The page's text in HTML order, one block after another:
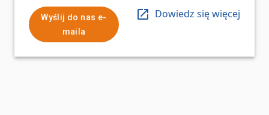
Wyślij do nas e-
maila
Dowiedz się więcej